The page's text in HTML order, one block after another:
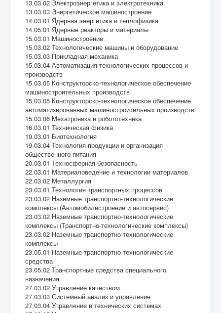
13.03.02 Электроэнергетика и электротехника
13.03.03 Энергетическое машиностроение
14.03.01 Ядерная энергетика и теплофизика
14.05.01 Ядерные реакторы и материалы
15.03.01 Машиностроение
15.03.02 Технологические машины и оборудование
15.03.03 Прикладная механика
15.03.04 Автоматизация технологических процессов и
производств
15.03.05 Конструкторско-технологическое обеспечение
машиностроительных производств
15.03.05 Конструкторско-технологическое обеспечение
автоматизированных машиностроительных производств
15.03.06 Мехатроника и робототехника
16.03.01 Техническая физика
19.03.01 Биотехнология
19.03.04 Технология продукции и организация
общественного питания
20.03.01 Техносферная безопасность
22.03.01 Материаловедение и технологии материалов
22.03.02 Металлургия
23.03.01 Технология транспортных процессов
23.03.02 Наземные транспортно-технологические
комплексы (Автомобилестроение и автосервис)
23.03.02 Наземные транспортно-технологические
комплексы (Транспортно-технологические комплексы)
23.03.02 Наземные транспортно-технологические
комплексы
23.05.01 Наземные транспортно-технологические
средства
23.05.02 Транспортные средства специального
назначения
27.03.02 Управление качеством
27.03.03 Системный анализ и управление
27.03.04 Управление в технических системах